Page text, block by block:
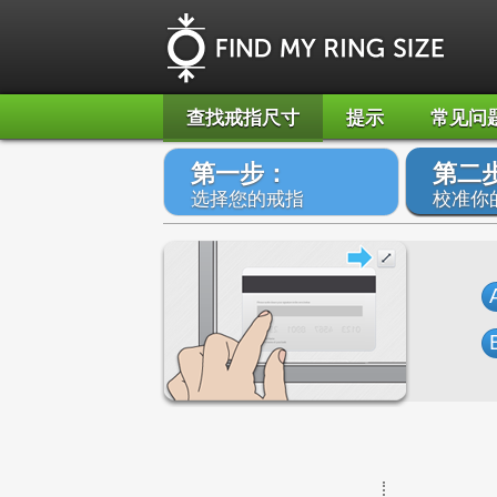
查找戒指尺寸 提示 常见问
第一步：
选择您的戒指
第二
校准你